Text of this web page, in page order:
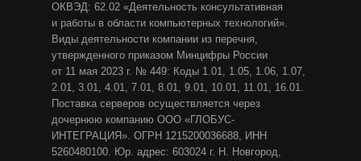
ОКВЭД: 62.02 «Деятельность консультативная
и работы в области компьютерных технологий».
Виды деятельности компании из перечня,
утвержденного приказом Минцифры России
от 11 мая 2023 г. № 449: Коды 1.01, 1.05, 1.06, 1.07,
2.01, 3.01, 4.01, 7.01, 8.01, 9.01, 10.01, 11.01, 16.01.
Поставка серверов осуществляется через
дочернюю компанию ООО «ГЛОБУС-
ИНТЕГРАЦИЯ». ОГРН 1215200036688, ИНН
5260480100. Юр. адрес: 603024 г. Н. Новгород,